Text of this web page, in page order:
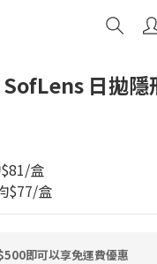
日拋隱
盒
$77/盒
即可以享免運費優惠